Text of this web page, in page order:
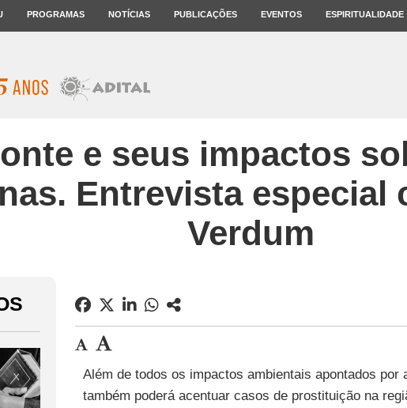
PROGRAMAS NOTÍCIAS PUBLICAÇÕES EVENTOS ESPIRITUALIDADE
e seus impactos
Entrevista especial
Verdum
Além de todos os impactos ambientais apontados por
também poderá acentuar casos de prostituição na